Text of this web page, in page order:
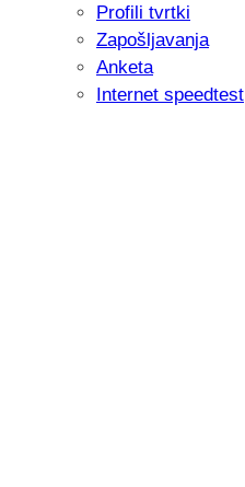
Profili tvrtki
Zapošljavanja
Anketa
Internet speedtest